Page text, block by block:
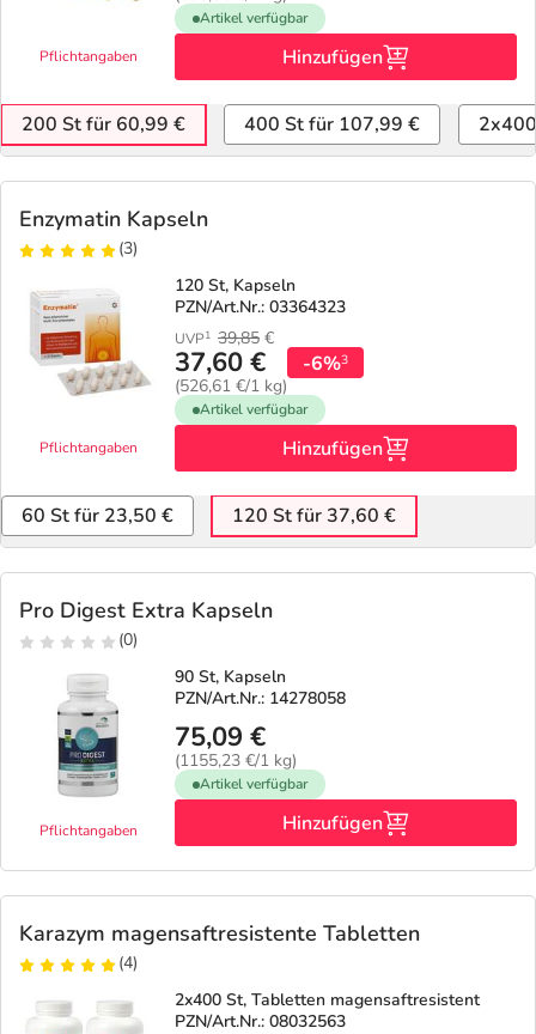
Pflichtangaben
Artikel verfügbar
Hinzufügen
200 St für 60,99 € 400 St für 107,99 €
Enzymatin Kapseln
(3)
Pflichtangaben
120 St, Kapseln
PZN/Art.Nr.: 03364323
UVP1 39,85 €
37,60 €
(526,61 €/1 kg)
-6%3
Artikel verfügbar
Hinzufügen
60 St für 23,50 € 120 St für 37,60 €
Pro Digest Extra Kapseln
(0)
Pflichtangaben
90 St, Kapseln
PZN/Art.Nr.: 14278058
75,09 €
(1155,23 €/1 kg)
Artikel verfügbar
Hinzufügen
Karazym magensaftresistente Tabletten
(4)
2x400 St, Tabletten magensaftresistent
PZN/Art.Nr.: 08032563